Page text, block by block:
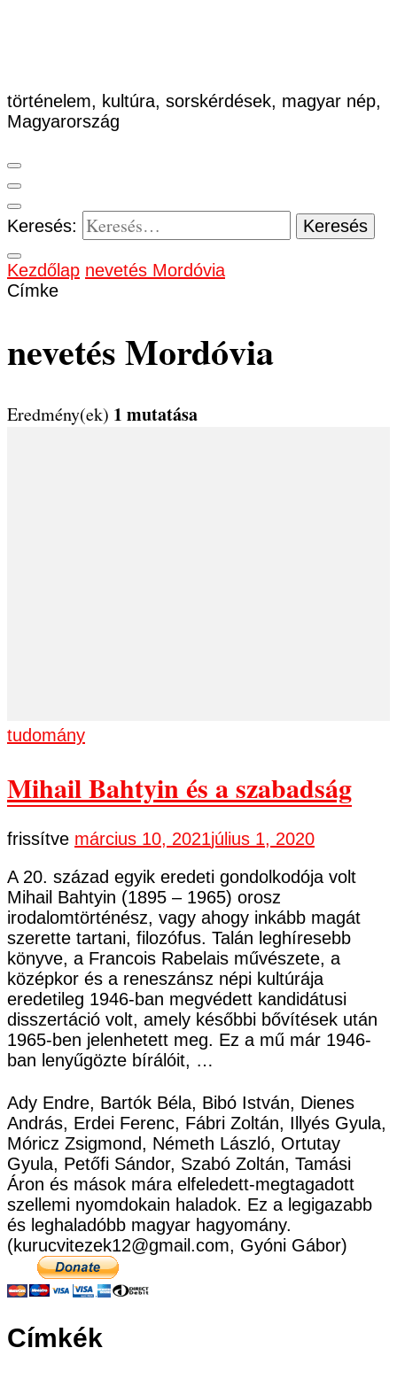
történelem, kultúra, sorskérdések, magyar nép,
Magyarország
Keresés:
Kezdőlap nevetés Mordóvia
Címke
nevetés Mordóvia
Eredmény(ek) 1 mutatása
tudomány
Mihail Bahtyin és a szabadság
frissítve március 10, 2021július 1, 2020
A 20. század egyik eredeti gondolkodója volt
Mihail Bahtyin (1895 – 1965) orosz
irodalomtörténész, vagy ahogy inkább magát
szerette tartani, filozófus. Talán leghíresebb
könyve, a Francois Rabelais művészete, a
középkor és a reneszánsz népi kultúrája
eredetileg 1946-ban megvédett kandidátusi
disszertáció volt, amely későbbi bővítések után
1965-ben jelenhetett meg. Ez a mű már 1946-
ban lenyűgözte bírálóit, …
Ady Endre, Bartók Béla, Bibó István, Dienes
András, Erdei Ferenc, Fábri Zoltán, Illyés Gyula,
Móricz Zsigmond, Németh László, Ortutay
Gyula, Petőfi Sándor, Szabó Zoltán, Tamási
Áron és mások mára elfeledett-megtagadott
szellemi nyomdokain haladok. Ez a legigazabb
és leghaladóbb magyar hagyomány.
(kurucvitezek12@gmail.com, Gyóni Gábor)
Címkék